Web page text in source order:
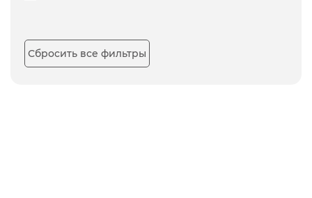
Сбросить все фильтры